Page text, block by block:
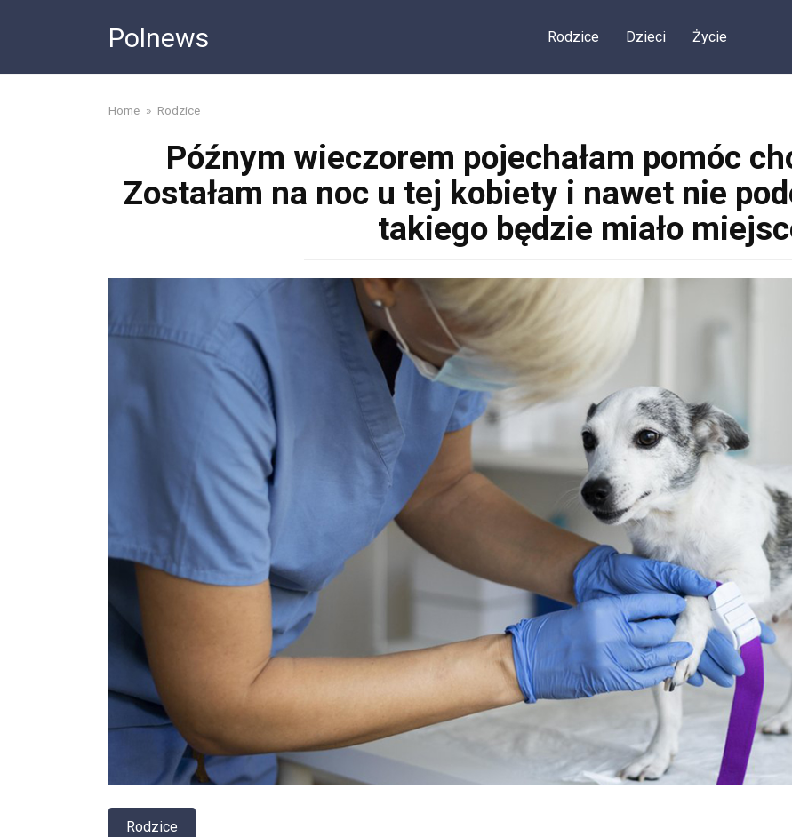
Polnews Rodzice Dzieci Życie
Home » Rodzice
Późnym wieczorem pojechałam pomóc
Zostałam na noc u tej kobiety i nawet nie
takiego będzie miało
Rodzice